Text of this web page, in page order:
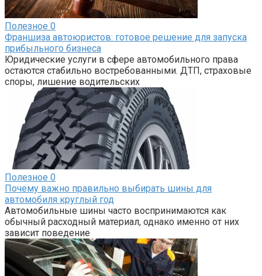
Полезное 0
Франшиза автоюристов: готовое решение для запуска
прибыльного бизнеса
Юридические услуги в сфере автомобильного права
остаются стабильно востребованными. ДТП, страховые
споры, лишение водительских
Полезное 0
Почему важно правильно выбирать шины для
автомобиля круглый год
Автомобильные шины часто воспринимаются как
обычный расходный материал, однако именно от них
зависит поведение